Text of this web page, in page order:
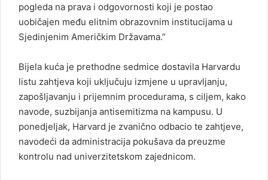
pogleda na prava i odgovornosti koji je postao
uobičajen među elitnim obrazovnim institucijama u
Sjedinjenim Američkim Državama.”
Bijela kuća je prethodne sedmice dostavila Harvardu
listu zahtjeva koji uključuju izmjene u upravljanju,
zapošljavanju i prijemnim procedurama, s ciljem, kako
navode, suzbijanja antisemitizma na kampusu. U
ponedjeljak, Harvard je zvanično odbacio te zahtjeve,
navodeći da administracija pokušava da preuzme
kontrolu nad univerzitetskom zajednicom.